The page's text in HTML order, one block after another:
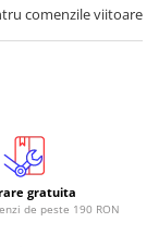
comenzile viitoare
gratuita
de peste 190 RON